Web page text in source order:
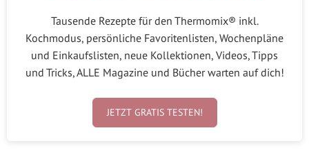
Tausende Rezepte für den Thermomix® inkl.
Kochmodus, persönliche Favoritenlisten, Wochenpläne
und Einkaufslisten, neue Kollektionen, Videos, Tipps
und Tricks, ALLE Magazine und Bücher warten auf dich!
JETZT GRATIS TESTEN!